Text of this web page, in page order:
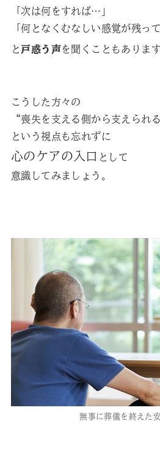
「次は何をすれば…」
「何となくむなしい感覚が残っ
と 戸惑う声を聞くこともあります
こうした方々の
“喪失を支える側から支えられ
という視点も忘れずに
心のケアの入口 として
意識してみましょう。
無事に葬儀を終えた